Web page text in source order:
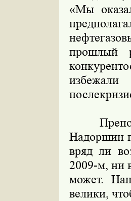
«Мы
прошлый
Надоршин
вряд ли
2009-м, ни
может.
велики,